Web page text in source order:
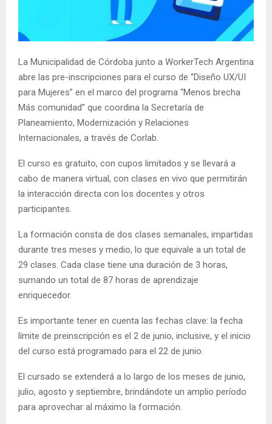
La Municipalidad de Córdoba junto a WorkerTech Argentina
abre las pre-inscripciones para el curso de “Diseño UX/UI
para Mujeres” en el marco del programa “Menos brecha
Más comunidad” que coordina la Secretaría de
Planeamiento, Modernización y Relaciones
Internacionales, a través de Corlab.
El curso es gratuito, con cupos limitados y se llevará a
cabo de manera virtual, con clases en vivo que permitirán
la interacción directa con los docentes y otros
participantes.
La formación consta de dos clases semanales, impartidas
durante tres meses y medio, lo que equivale a un total de
29 clases. Cada clase tiene una duración de 3 horas,
sumando un total de 87 horas de aprendizaje
enriquecedor.
Es importante tener en cuenta las fechas clave: la fecha
límite de preinscripción es el 2 de junio, inclusive, y el inicio
del curso está programado para el 22 de junio.
El cursado se extenderá a lo largo de los meses de junio,
julio, agosto y septiembre, brindándote un amplio período
para aprovechar al máximo la formación.